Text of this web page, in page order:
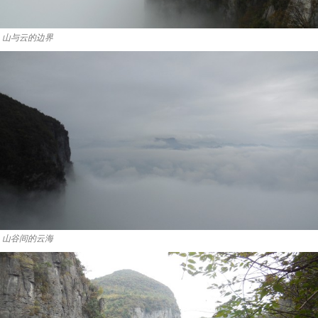
山与云的边界
山谷间的云海